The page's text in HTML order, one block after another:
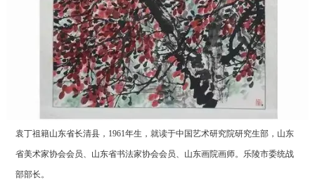
袁丁祖籍山东省长清县，1961年生，就读于中国艺术研究院研究生部，山东
省美术家协会会员、山东省书法家协会会员、山东画院画师。乐陵市委统战
部部长。